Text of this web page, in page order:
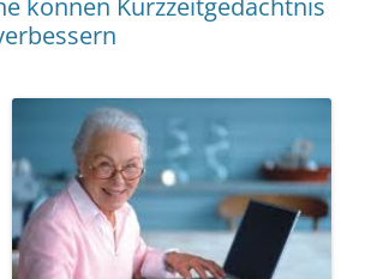
können Kurzzeitgedächtnis